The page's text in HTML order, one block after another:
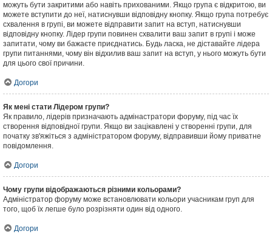
можуть бути закритими або навіть прихованими. Якщо група є відкритою, ви
можете вступити до неї, натиснувши відповідну кнопку. Якщо група потребує
схвалення в групі, ви можете відправити запит на вступ, натиснувши
відповідну кнопку. Лідер групи повинен схвалити ваш запит в групі і може
запитати, чому ви бажаєте приєднатись. Будь ласка, не діставайте лідера
групи питаннями, чому він відхилив ваш запит на вступ, у нього можуть бути
для цього свої причини.
Догори
Як мені стати Лідером групи?
Як правило, лідерів призначають адмінастратори форуму, під час їх
створення відповідної групи. Якщо ви зацікавлені у створенні групи, для
початку зв'яжіться з адміністратором форуму, відправивши йому приватне
повідомлення.
Догори
Чому групи відображаються різними кольорами?
Адміністратор форуму може встановлювати кольори учасникам груп для
того, щоб їх легше було розрізняти один від одного.
Догори